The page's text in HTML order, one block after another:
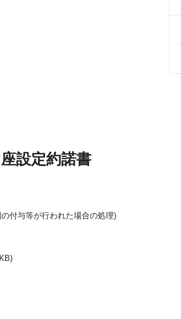
設定約諾書
付与等が行われた場合の処理)